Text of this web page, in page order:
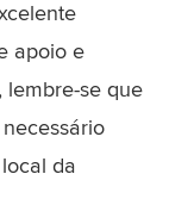
apoio e
lembre-se que
necessário
da